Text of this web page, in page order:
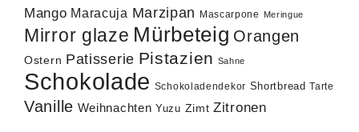
Mango Maracuja Marzipan Mascarpone Meringue
Mirror glaze Mürbeteig Orangen
Ostern Patisserie Pistazien Sahne
Schokolade Schokoladendekor Shortbread Tarte
Vanille Weihnachten Yuzu Zimt Zitronen